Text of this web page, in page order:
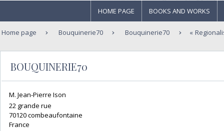
HOME PAGE BOOKS AND WORKS
Home page Bouquinerie70 Bouquinerie70
BOUQUINERIE70
M. Jean-Pierre Ison
22 grande rue
70120 combeaufontaine
France